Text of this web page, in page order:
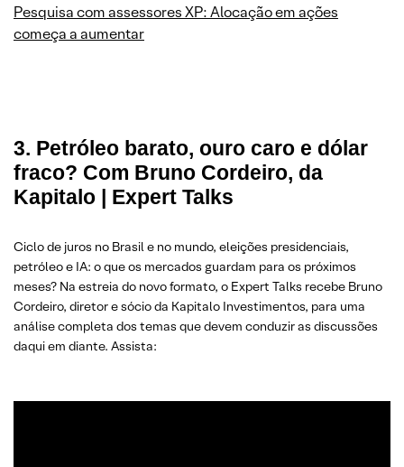
Pesquisa com assessores XP: Alocação em ações
começa a aumentar
3. Petróleo barato, ouro caro e dólar
fraco? Com Bruno Cordeiro, da
Kapitalo | Expert Talks
Ciclo de juros no Brasil e no mundo, eleições presidenciais,
petróleo e IA: o que os mercados guardam para os próximos
meses? Na estreia do novo formato, o Expert Talks recebe Bruno
Cordeiro, diretor e sócio da Kapitalo Investimentos, para uma
análise completa dos temas que devem conduzir as discussões
daqui em diante. Assista: